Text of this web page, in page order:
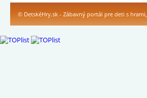
© DetskéHry.sk - Zábavný portál pre deti s hrami,